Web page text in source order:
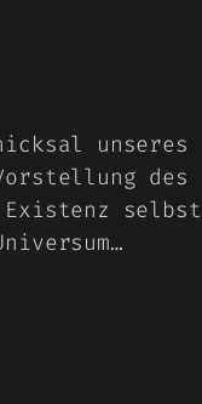
unseres
des
selbst